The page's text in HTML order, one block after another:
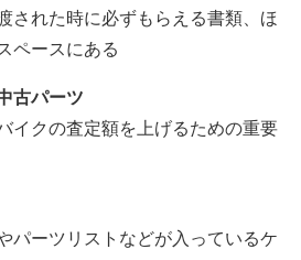
された時に必ずもらえる書類、ほ
ペースにある
古パーツ
イクの査定額を上げるための重要
パーツリストなどが入っているケ